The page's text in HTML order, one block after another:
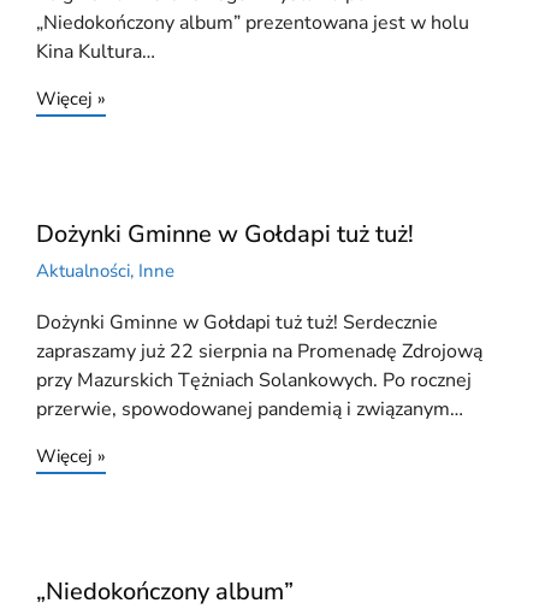
„Niedokończony album” prezentowana jest w holu
Kina Kultura…
Więcej »
Dożynki Gminne w Gołdapi tuż tuż!
Aktualności, Inne
Dożynki Gminne w Gołdapi tuż tuż! Serdecznie
zapraszamy już 22 sierpnia na Promenadę Zdrojową
przy Mazurskich Tężniach Solankowych. Po rocznej
przerwie, spowodowanej pandemią i związanym…
Więcej »
„Niedokończony album”